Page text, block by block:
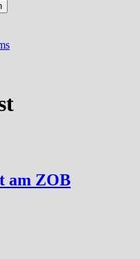
am ZOB